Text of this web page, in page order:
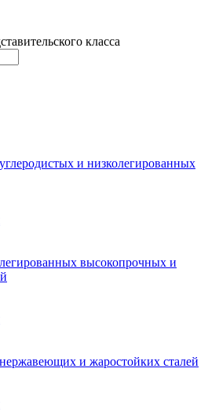
класса
и низколегированных
высокопрочных и
и жаростойких сталей